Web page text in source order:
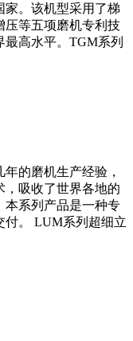
家。该机型采用了梯
压等五项磨机专利技
高水平。TGM系列
的磨机生产经验，
，吸收了世界各地的
本系列产品是一种专
付。 LUM系列超细立